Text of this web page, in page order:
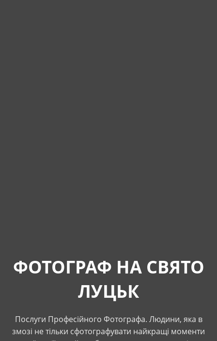
ФОТОГРАФ НА СВЯТО
ЛУЦЬК
Послуги Професійного Фотографа. Людини, яка в
змозі не тільки сфотографувати найкращі моменти